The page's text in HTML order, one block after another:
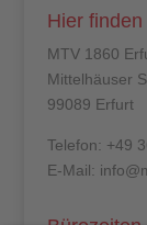
Hier
MTV 1860
Mittelhäuser
99089 Erfurt
Telefon: +49
E-Mail: